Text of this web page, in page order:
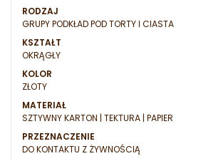
RODZAJ
GRUPY PODKŁAD POD TORTY I CIASTA
KSZTAŁT
OKRĄGŁY
KOLOR
ZŁOTY
MATERIAŁ
SZTYWNY KARTON | TEKTURA | PAPIER
PRZEZNACZENIE
DO KONTAKTU Z ŻYWNOŚCIĄ